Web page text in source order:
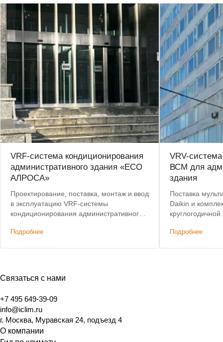
VRF-система кондиционирования
административного здания «ЕСО
АЛРОСА»
Проектирование, поставка, монтаж и ввод
в эксплуатацию VRF-системы
кондиционирования административного
Подробнее
VRV-
ВСМ для
здания
Поставка
Daikin и
Подробнее
Связаться с нами
+7 495 649-39-09
info@iclim.ru
г. Москва, Муравская 24, подъезд 4
О компании